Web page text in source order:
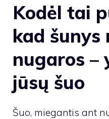
Kodėl tai
kad šunys
nugaros –
jūsų šuo
Šuo, miegantis ant